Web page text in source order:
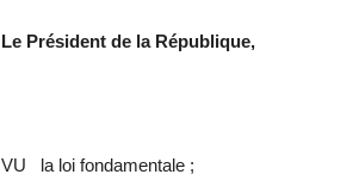
Le Président de la République,
VU la loi fondamentale ;